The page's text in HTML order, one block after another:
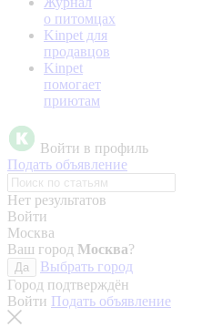
о питомцах
Kinpet для
продавцов
Kinpet
помогает
приютам
Войти в профиль
Подать объявление
Нет результатов
Войти
Москва
Ваш город Москва?
Да
Выбрать город
Город подтверждён
Войти Подать объявление